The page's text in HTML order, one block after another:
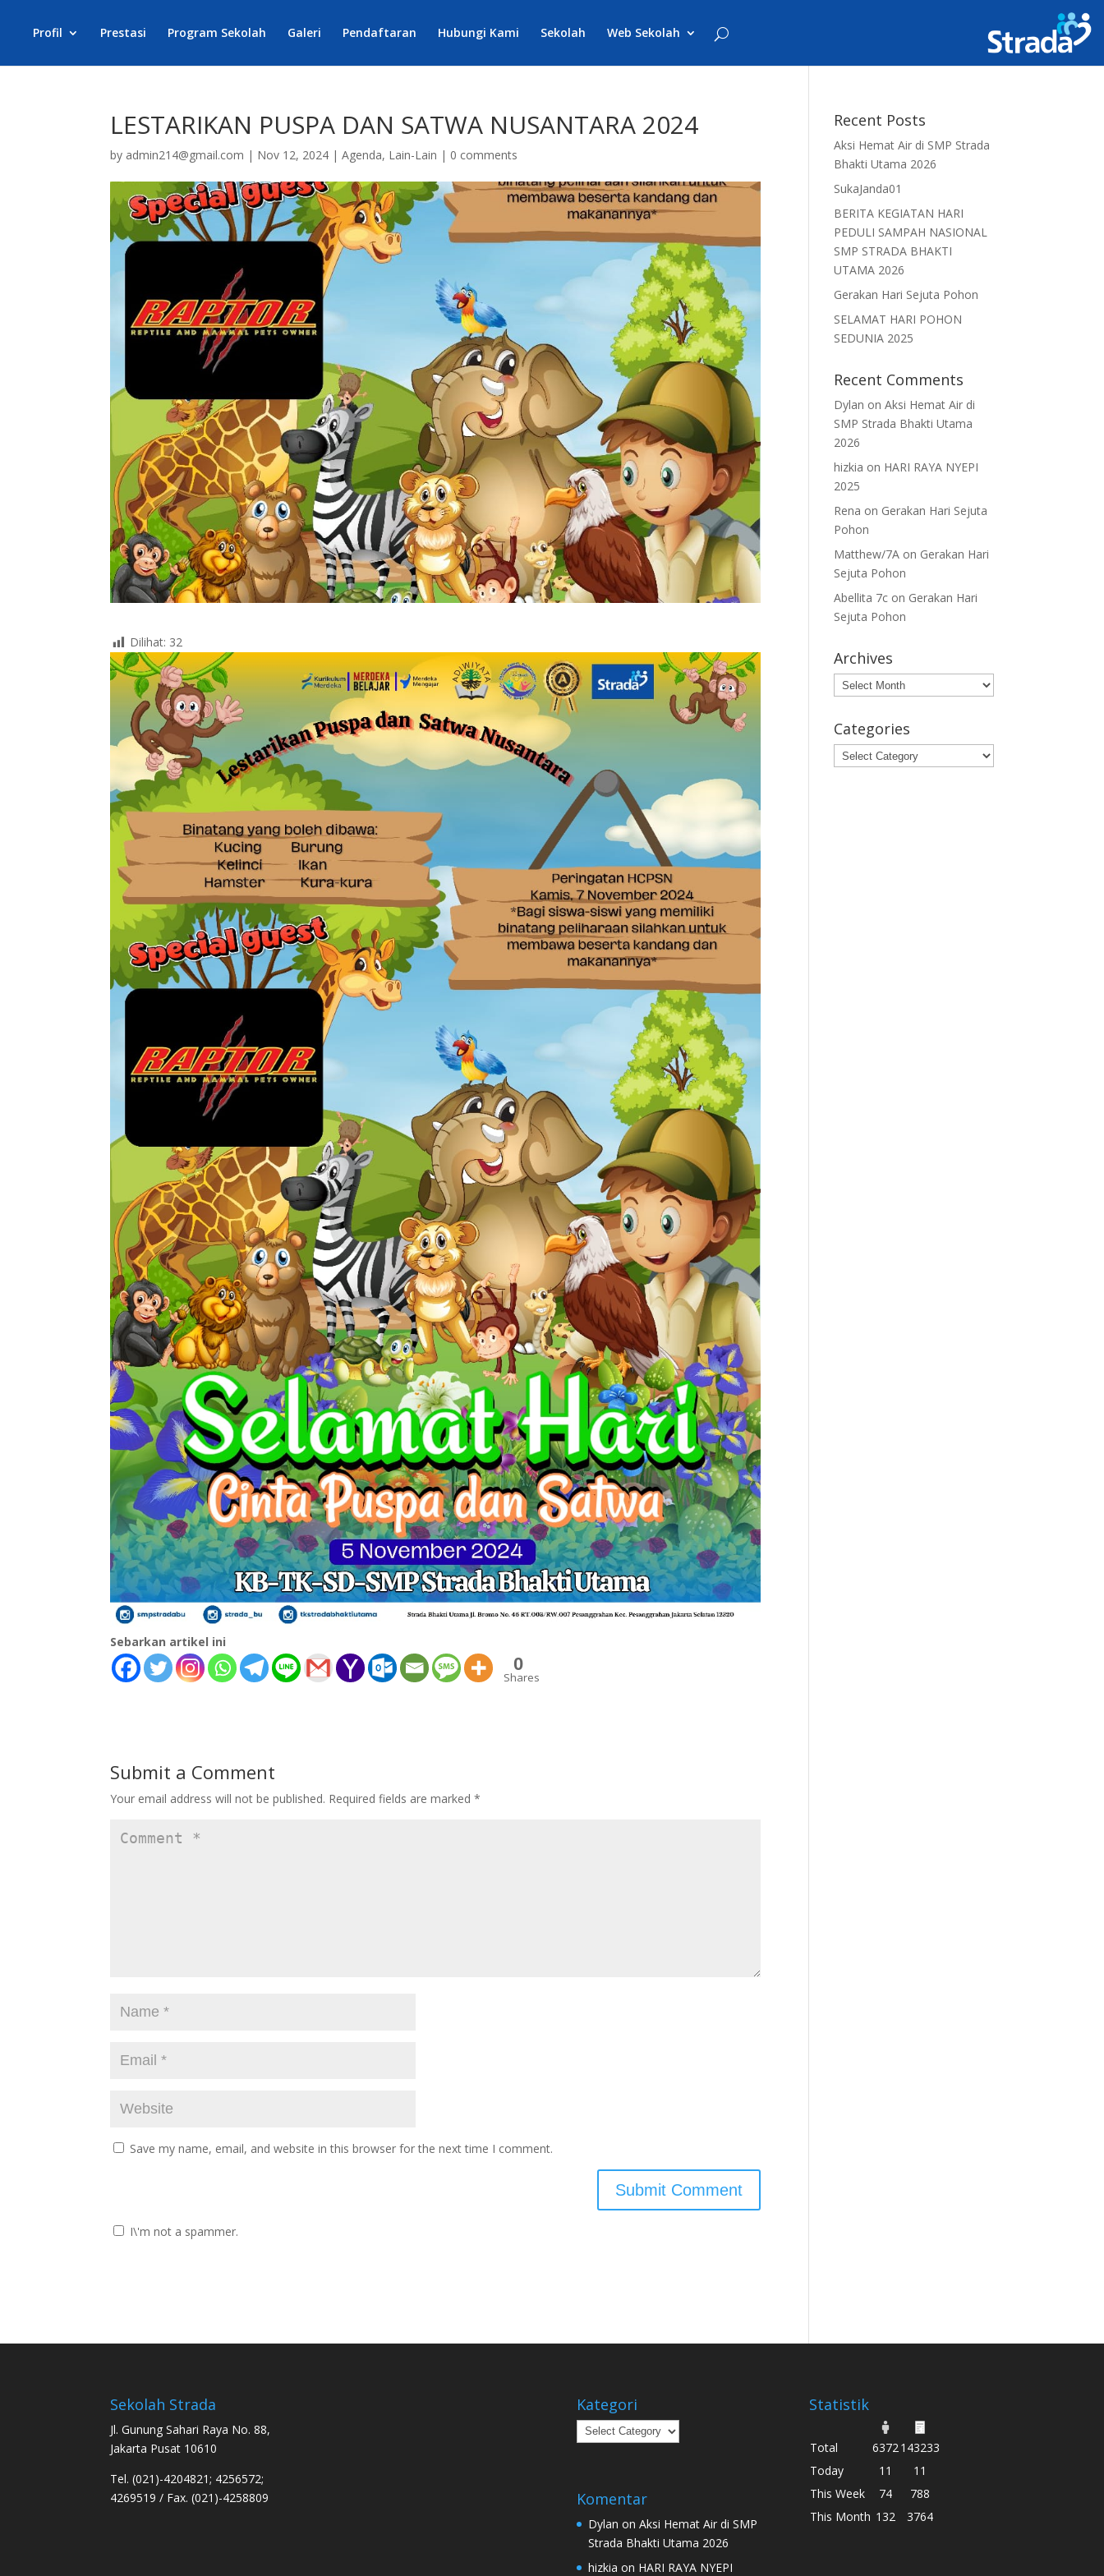
Profil Prestasi Program Sekolah Galeri Pendaftaran Hubungi Kami Sekolah Web Sekolah
LESTARIKAN PUSPA DAN SATWA NUSANTARA 2024
by admin214@gmail.com | Nov 12, 2024 |Agenda, Lain-Lain | 0 comments
Dilihat: 32
Sebarkan artikel ini
0
Shares
Submit a Comment
Your email address will not be published. Required fields are marked*
Save my name, email, and website in this browser for the next time I comment.
I\'m not a spammer.
Recent Posts
Aksi Hemat Air di SMP Strada
Bhakti Utama 2026
SukaJanda01
BERITA KEGIATAN HARI
PEDULI SAMPAH NASIONAL
SMP STRADA BHAKTI
UTAMA 2026
Gerakan Hari Sejuta Pohon
SELAMAT HARI POHON
SEDUNIA 2025
Recent Comments
Dylan onAksi Hemat Air di
SMP Strada Bhakti Utama
2026
hizkia on HARI RAYA NYEPI
2025
Rena on Gerakan Hari Sejuta
Pohon
Matthew/7A on Gerakan Hari
Sejuta Pohon
Abellita 7c on Gerakan Hari
Sejuta Pohon
Archives
Archives
Categories
Categories
Sekolah Strada
Jl. Gunung Sahari Raya No. 88,
Jakarta Pusat 10610
Tel. (021)-4204821; 4256572;
4269519 / Fax. (021)-4258809
Kategori
Kategori
Komentar
Dylan on Aksi Hemat Air di SMP
Strada Bhakti Utama 2026
hizkia on HARI RAYA NYEPI
Statistik
Total 6372143233
Today
11
11
This Week
74
788
This Month 132 3764